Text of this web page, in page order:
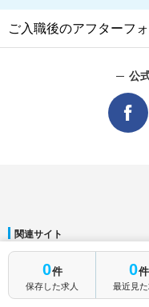
0件
保存した求人
0件
最近見た
ご入職後のアフターフ
公
関連サイト
マイナビDOCTOR│マイナビ看護師
運営会社
会社概要│ ご利用規約 個人情報保